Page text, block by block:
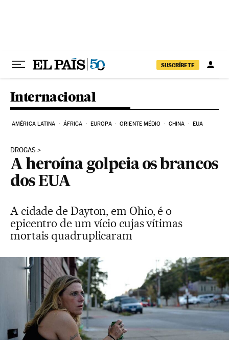
SUSCRÍBETE
Internacional
AMÉRICA LATINA ÁFRICA EUROPA ORIENTE MÉDIO CHINA EUA
DROGAS
A heroína golpeia os brancos
dos EUA
A cidade de Dayton, em Ohio, é o
epicentro de um vício cujas vítimas
mortais quadruplicaram